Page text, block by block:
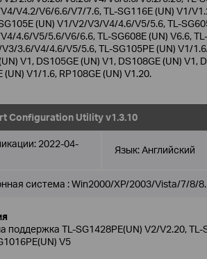
V4.2/V6/6.6/V7/7.6, TL-SG116E (UN) V1/
(UN) V1/V2/V3/V4/4.6/V5/5.6, TL-
4.6/V5/5.6/V6/6.6, TL-SG608E (UN) V6.6,
3.6/V4/4.6/V5/5.6, TL-SG105PE (UN) V1/
V1, DS105GE (UN) V1, DS108GE (UN) V1,
(UN) V1/1.6, RP108GE (UN) V1.20.
Configuration Utility v1.3.10
2022-04-
Язык:Английский
система : Win2000/XP/2003/Vista/7/8/
поддержка TL-SG1428PE(UN) V2/V2.20, TL-
V5